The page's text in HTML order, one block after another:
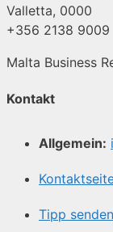
Valletta, 0000
+356 2138 9009
Malta Business
Kontakt
Allgemein:
Tipp senden